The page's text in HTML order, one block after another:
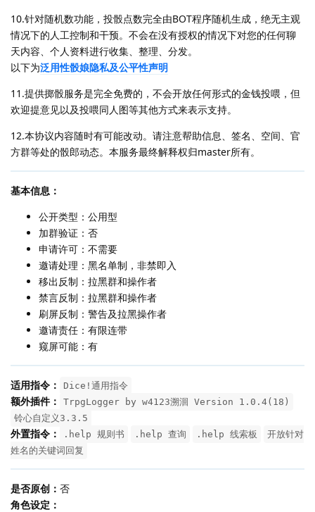
10.针对随机数功能，投骰点数完全由BOT程序随机生成，绝无主观
情况下的人工控制和干预。不会在没有授权的情况下对您的任何聊
天内容、个人资料进行收集、整理、分发。
以下为泛用性骰娘隐私及公平性声明
11.提供掷骰服务是完全免费的，不会开放任何形式的金钱投喂，但
欢迎提意见以及投喂同人图等其他方式来表示支持。
12.本协议内容随时有可能改动。请注意帮助信息、签名、空间、官
方群等处的骰郎动态。本服务最终解释权归master所有。
基本信息：
公开类型：公用型
加群验证：否
申请许可：不需要
邀请处理：黑名单制，非禁即入
移出反制：拉黑群和操作者
禁言反制：拉黑群和操作者
刷屏反制：警告及拉黑操作者
邀请责任：有限连带
窥屏可能：有
适用指令： Dice!通用指令
额外插件：
TrpgLogger by w4123溯洄 Version 1.0.4(18)
铃心自定义3.3.5
外置指令： .help 规则书 .help 查询 .help 线索板
开放针对
姓名的关键词回复
是否原创： 否
角色设定：